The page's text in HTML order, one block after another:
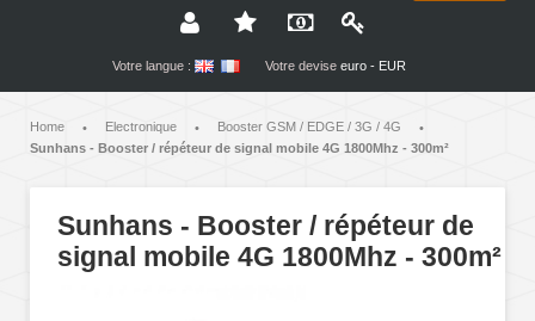
Votre langue : Votre devise euro - EUR
Home • Electronique • Booster GSM / EDGE / 3G / 4G
•
Sunhans - Booster / répéteur de signal mobile 4G 1800Mhz - 300m²
Sunhans - Booster / répéteur de
signal mobile 4G 1800Mhz - 300m²